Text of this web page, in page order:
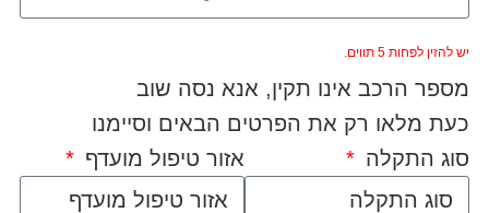
יש להזין לפחות 5 תווים.
מספר הרכב אינו תקין, אנא נסה שוב
כעת מלאו רק את הפרטים הבאים וסיימנו
סוג התקלה
אזור טיפול מועדף